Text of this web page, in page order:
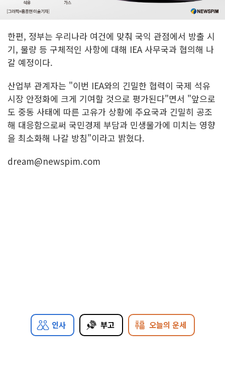
한편, 정부는 우리나라 여건에 맞춰 국익 관점에서 방출 시
기, 물량 등 구체적인 사항에 대해 IEA 사무국과 협의해 나
갈 예정이다.
산업부 관계자는 "이번 IEA와의 긴밀한 협력이 국제 석유
시장 안정화에 크게 기여할 것으로 평가된다"면서 "앞으로
도 중동 사태에 따른 고유가 상황에 주요국과 긴밀히 공조
해 대응함으로써 국민경제 부담과 민생물가에 미치는 영향
을 최소화해 나갈 방침"이라고 밝혔다.
dream@newspim.com
인사 부고 오늘의 운세